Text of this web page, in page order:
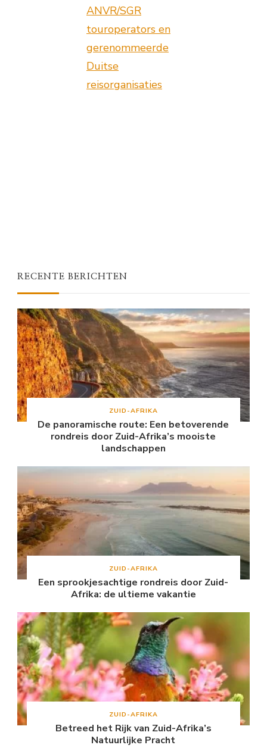
ANVR/SGR
touroperators en
gerenommeerde
Duitse
reisorganisaties
RECENTE BERICHTEN
ZUID-AFRIKA
De panoramische route: Een betoverende
rondreis door Zuid-Afrika’s mooiste
landschappen
ZUID-AFRIKA
Een sprookjesachtige rondreis door Zuid-
Afrika: de ultieme vakantie
ZUID-AFRIKA
Betreed het Rijk van Zuid-Afrika’s
Natuurlijke Pracht